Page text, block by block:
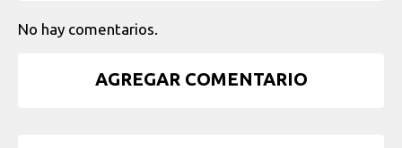
No hay comentarios.
AGREGAR COMENTARIO